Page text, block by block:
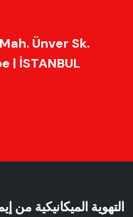
Ünver Sk.
| İSTANBUL
التهوية الميكانيكية من